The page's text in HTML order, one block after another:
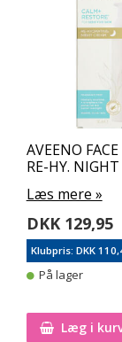
AVEENO
RE-HY. NIGHT
Læs mere »
DKK 129,95
Klubpris: DKK
På lager
Læg i